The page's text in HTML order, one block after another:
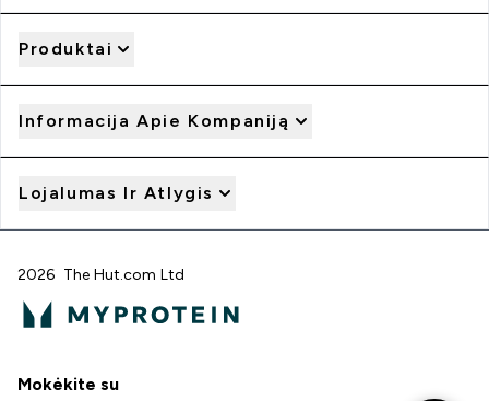
Produktai
Informacija Apie Kompaniją
Lojalumas Ir Atlygis
2026 The Hut.com Ltd
Mokėkite su